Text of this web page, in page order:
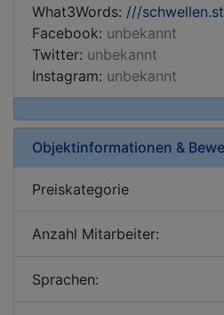
What3Words: ///
Facebook: unbekannt
Twitter: unbekannt
Instagram: unbekannt
Objektinformationen &
Preiskategorie
Anzahl Mitarbeiter:
Sprachen: